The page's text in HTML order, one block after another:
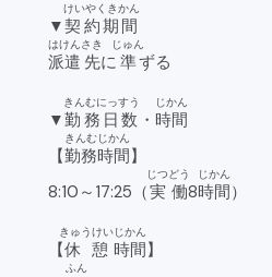
▼契約期間
けいやくきかん
派遣
はけん
先
さき
に 準
じゅん
ずる
▼勤務日数
きんむにっすう
・ 時間
じかん
【勤務
きんむ
時間
じかん
】
8:10～17:25（実働
じつどう
8時間
じかん
）
【休憩
きゅうけい
時間
じかん
】
ふん